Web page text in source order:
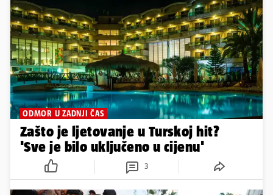
ODMOR U ZADNJI ČAS
Zašto je ljetovanje u Turskoj hit?
'Sve je bilo uključeno u cijenu'
3